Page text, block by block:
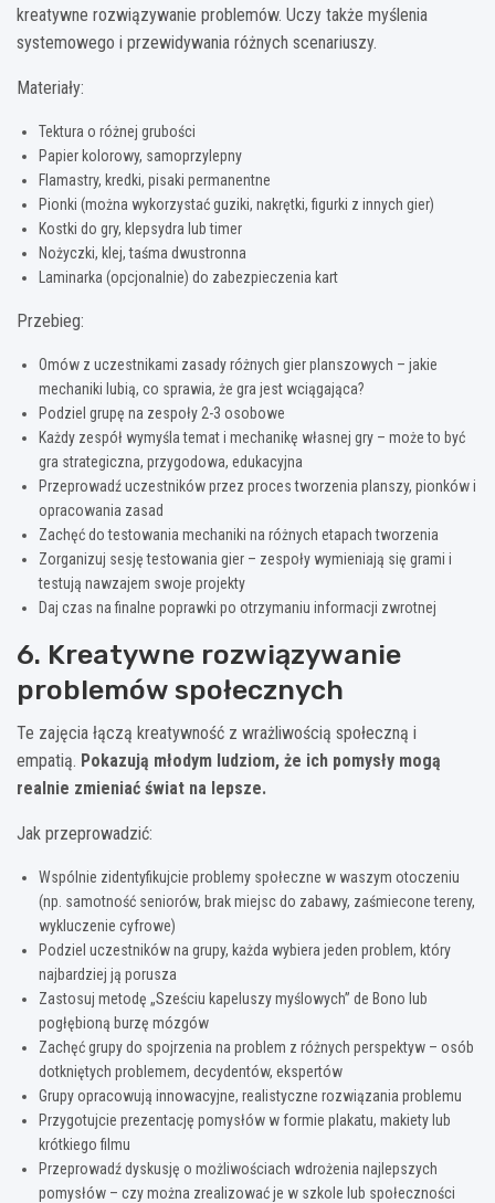
kreatywne rozwiązywanie problemów. Uczy także myślenia
systemowego i przewidywania różnych scenariuszy.
Materiały:
Tektura o różnej grubości
Papier kolorowy, samoprzylepny
Flamastry, kredki, pisaki permanentne
Pionki (można wykorzystać guziki, nakrętki, figurki z innych gier)
Kostki do gry, klepsydra lub timer
Nożyczki, klej, taśma dwustronna
Laminarka (opcjonalnie) do zabezpieczenia kart
Przebieg:
Omów z uczestnikami zasady różnych gier planszowych – jakie
mechaniki lubią, co sprawia, że gra jest wciągająca?
Podziel grupę na zespoły 2-3 osobowe
Każdy zespół wymyśla temat i mechanikę własnej gry – może to być
gra strategiczna, przygodowa, edukacyjna
Przeprowadź uczestników przez proces tworzenia planszy, pionków i
opracowania zasad
Zachęć do testowania mechaniki na różnych etapach tworzenia
Zorganizuj sesję testowania gier – zespoły wymieniają się grami i
testują nawzajem swoje projekty
Daj czas na finalne poprawki po otrzymaniu informacji zwrotnej
6. Kreatywne rozwiązywanie
problemów społecznych
Te zajęcia łączą kreatywność z wrażliwością społeczną i
empatią. Pokazują młodym ludziom, że ich pomysły mogą
realnie zmieniać świat na lepsze.
Jak przeprowadzić:
Wspólnie zidentyfikujcie problemy społeczne w waszym otoczeniu
(np. samotność seniorów, brak miejsc do zabawy, zaśmiecone tereny,
wykluczenie cyfrowe)
Podziel uczestników na grupy, każda wybiera jeden problem, który
najbardziej ją porusza
Zastosuj metodę „Sześciu kapeluszy myślowych” de Bono lub
pogłębioną burzę mózgów
Zachęć grupy do spojrzenia na problem z różnych perspektyw – osób
dotkniętych problemem, decydentów, ekspertów
Grupy opracowują innowacyjne, realistyczne rozwiązania problemu
Przygotujcie prezentację pomysłów w formie plakatu, makiety lub
krótkiego filmu
Przeprowadź dyskusję o możliwościach wdrożenia najlepszych
pomysłów – czy można zrealizować je w szkole lub społeczności